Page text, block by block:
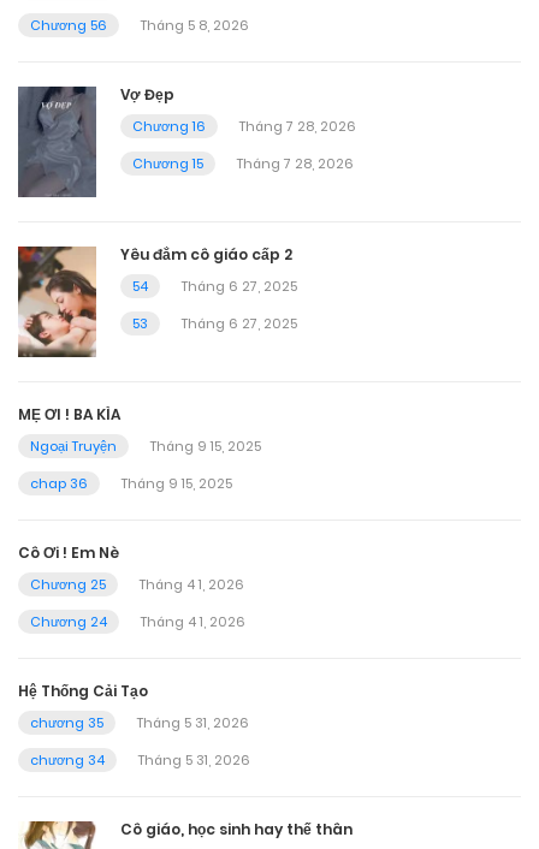
Chương 56
Tháng 5 8, 2026
Vợ Đẹp
Chương 16
Tháng 7 28, 2026
Chương 15
Tháng 7 28, 2026
Yêu đắm cô giáo cấp 2
54
Tháng 6 27, 2025
53
Tháng 6 27, 2025
MẸ ƠI ! BA KÌA
Ngoại Truyện
Tháng 9 15, 2025
chap 36
Tháng 9 15, 2025
Cô Ơi ! Em Nè
Chương 25
Tháng 4 1, 2026
Chương 24
Tháng 4 1, 2026
Hệ Thống Cải Tạo
chương 35
Tháng 5 31, 2026
chương 34
Tháng 5 31, 2026
Cô giáo, học sinh hay thế thân